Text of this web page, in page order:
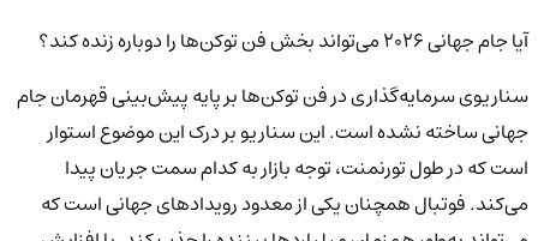
آیا جام جهانی ۲۰۲۶ می‌تواند بخش فن توکن‌ها را دوباره زنده کند؟
سناریوی سرمایه‌گذاری در فن توکن‌ها بر پایه پیش‌بینی قهرمان جام
جهانی ساخته نشده است. این سناریو بر درک این موضوع استوار
است که در طول تورنمنت، توجه بازار به کدام سمت جریان پیدا
می‌کند. فوتبال همچنان یکی از معدود رویدادهای جهانی است که